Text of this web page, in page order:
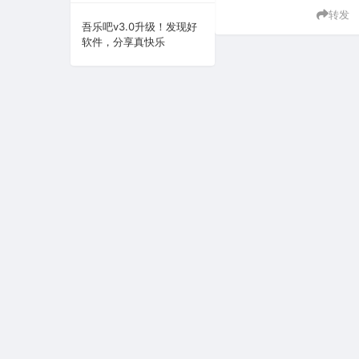
系统下载
吾乐吧v3.0升级！发现好
软件，分享真快乐
转发